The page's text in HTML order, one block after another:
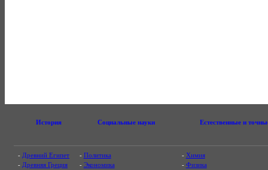
История Социальные науки Естественные и
- Древний Египет
- Древняя Греция
- Политика
- Экономика
- Химия
- Физика